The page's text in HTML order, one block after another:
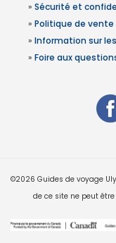
» Sécurité et
» Politique de vente
» Information sur
» Foire aux
©2026 Guides de voyage
de ce site ne peut